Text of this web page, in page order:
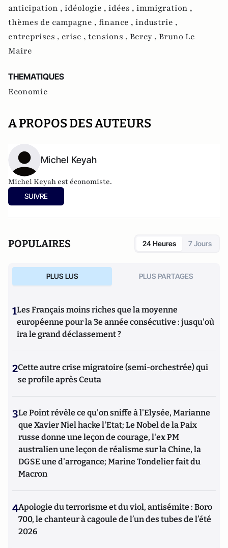
anticipation , idéologie , idées , immigration ,
thèmes de campagne , finance , industrie ,
entreprises , crise , tensions , Bercy , Bruno Le
Maire
THEMATIQUES
Economie
A PROPOS DES AUTEURS
Michel Keyah
Michel Keyah est économiste.
SUIVRE
POPULAIRES 24 Heures 7 Jours
PLUS LUS PLUS PARTAGES
1Les Français moins riches que la moyenne
européenne pour la 3e année consécutive : jusqu'où
ira le grand déclassement ?
2Cette autre crise migratoire (semi-orchestrée) qui
se profile après Ceuta
3Le Point révèle ce qu'on sniffe à l'Elysée, Marianne
que Xavier Niel hacke l'Etat; Le Nobel de la Paix
russe donne une leçon de courage, l'ex PM
australien une leçon de réalisme sur la Chine, la
DGSE une d'arrogance; Marine Tondelier fait du
Macron
4Apologie du terrorisme et du viol, antisémite : Boro
700, le chanteur à cagoule de l’un des tubes de l’été
2026